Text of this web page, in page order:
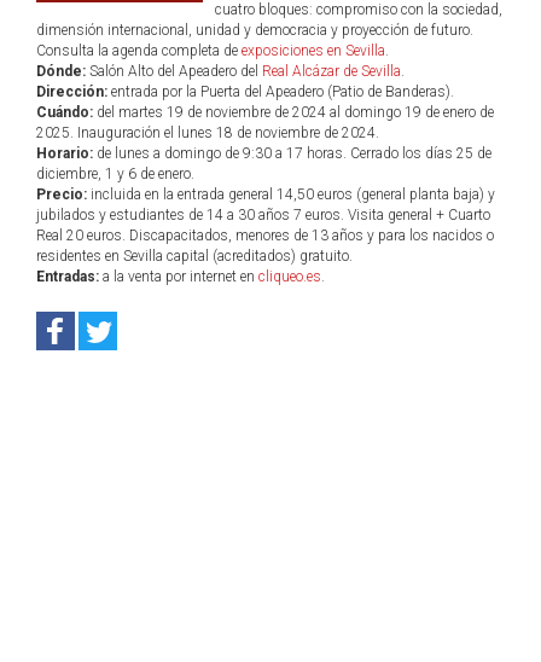
cuatro bloques: compromiso con la sociedad,
dimensión internacional, unidad y democracia y proyección de futuro.
Consulta la agenda completa de exposiciones en Sevilla.
Dónde: Salón Alto del Apeadero del Real Alcázar de Sevilla.
Dirección: entrada por la Puerta del Apeadero (Patio de Banderas).
Cuándo: del martes 19 de noviembre de 2024 al domingo 19 de enero de
2025. Inauguración el lunes 18 de noviembre de 2024.
Horario: de lunes a domingo de 9:30 a 17 horas. Cerrado los días 25 de
diciembre, 1 y 6 de enero.
Precio: incluida en la entrada general 14,50 euros (general planta baja) y
jubilados y estudiantes de 14 a 30 años 7 euros. Visita general + Cuarto
Real 20 euros. Discapacitados, menores de 13 años y para los nacidos o
residentes en Sevilla capital (acreditados) gratuito.
Entradas: a la venta por internet en cliqueo.es.